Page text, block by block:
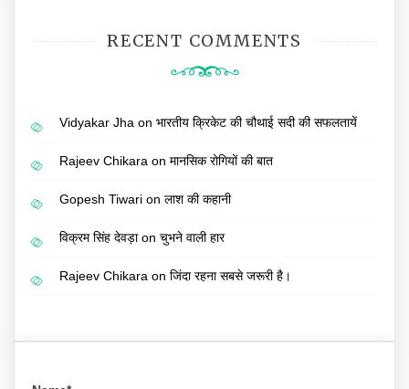
RECENT COMMENTS
Vidyakar Jha on भारतीय क्रिकेट की चौथाई सदी की सफलतायें
Rajeev Chikara on मानसिक रोगियों की बात
Gopesh Tiwari on लाश की कहानी
विक्रम सिंह देवड़ाon चुभने वाली हार
Rajeev Chikara on जिंदा रहना सबसे जरूरी है।